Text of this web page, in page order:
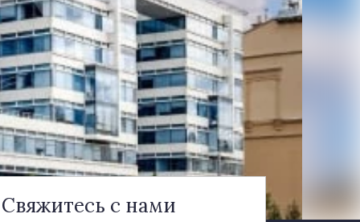
Свяжитесь с нами